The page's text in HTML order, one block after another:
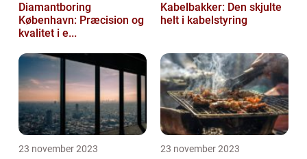
Diamantboring
København: Præcision og
kvalitet i e...
Kabelbakker: Den skjulte
helt i kabelstyring
23 november 2023 23 november 2023